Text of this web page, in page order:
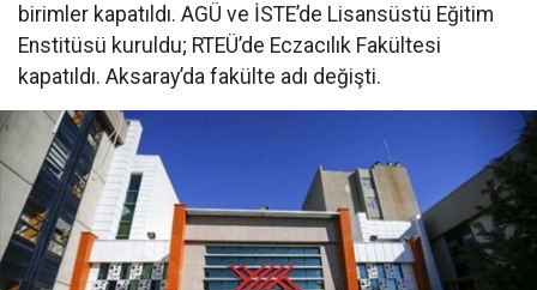
birimler kapatıldı. AGÜ ve İSTE’de Lisansüstü Eğitim
Enstitüsü kuruldu; RTEÜ’de Eczacılık Fakültesi
kapatıldı. Aksaray’da fakülte adı değişti.